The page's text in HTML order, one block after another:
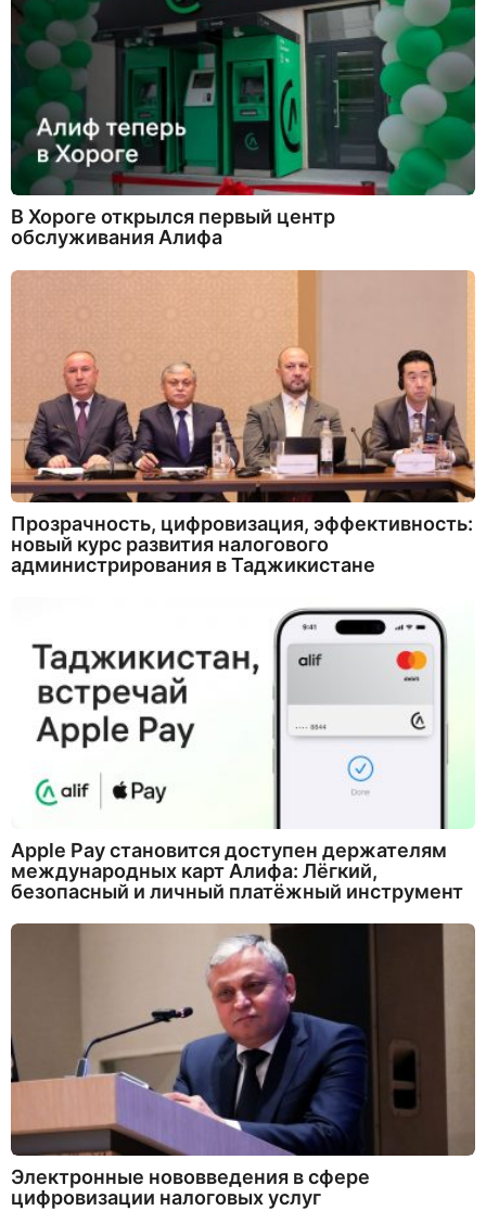
В Хороге открылся первый центр
обслуживания Алифа
Прозрачность, цифровизация, эффективность:
новый курс развития налогового
администрирования в Таджикистане
Apple Pay становится доступен держателям
международных карт Алифа: Лёгкий,
безопасный и личный платёжный инструмент
Электронные нововведения в сфере
цифровизации налоговых услуг